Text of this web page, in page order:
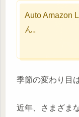
Auto Amazon
ん。
季節の変わり目
近年、さまざま